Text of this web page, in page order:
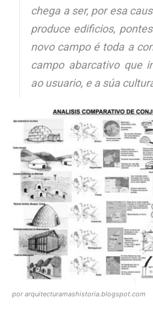
chega a ser, por esa
produce edificios,
novo campo é toda a
campo abarcativo que
ao usuario, e a súa
por arquitecturamashistoria.blogspot.com